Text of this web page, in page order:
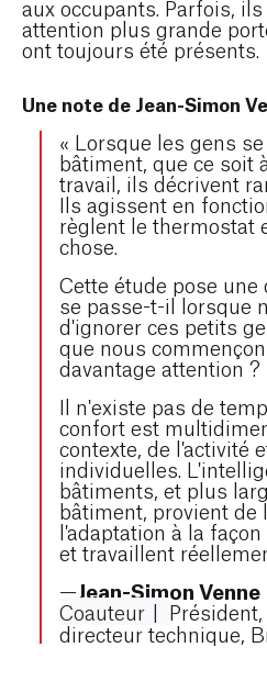
aux occupants. Parfois,
attention plus grande
ont toujours été présents.
Une note de Jean-Simon
« Lorsque les gens
bâtiment, que ce soit
travail, ils décrivent
Ils agissent en
règlent le thermostat
chose.
Cette étude pose
se passe-t-il lorsque
d'ignorer ces petits
que nous
davantage attention ?
Il n'existe pas de
confort est
contexte, de l'activité
individuelles.
bâtiments, et plus
bâtiment, provient de
l'adaptation à la
et travaillent
—Jean-Simon Venne
Coauteur |
directeur technique,